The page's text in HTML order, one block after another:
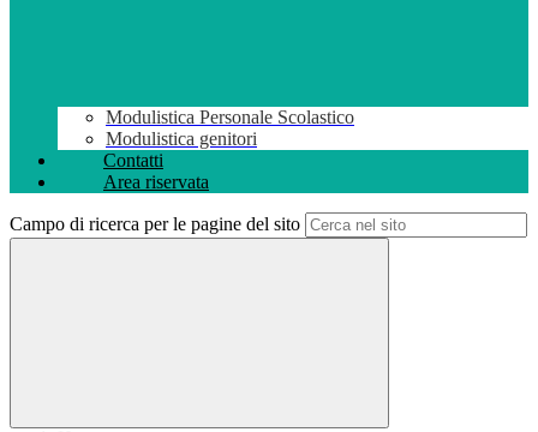
Modulistica Personale Scolastico
Modulistica genitori
Contatti
Area riservata
Campo di ricerca per le pagine del sito